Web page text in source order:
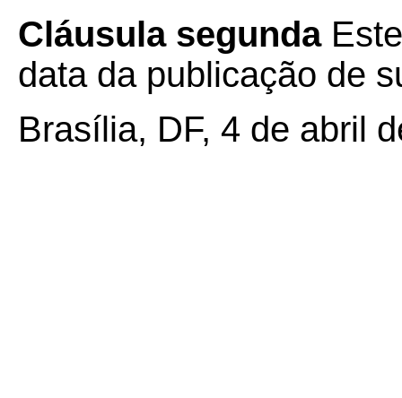
Cláusula segunda
data da publicação de
Brasília, DF, 4 de abril